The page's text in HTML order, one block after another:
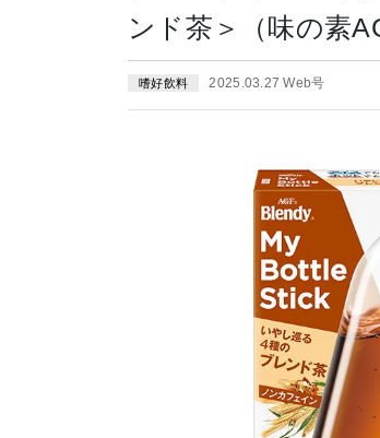
ンド茶＞（味の素
嗜好飲料 2025.03.27 Web号